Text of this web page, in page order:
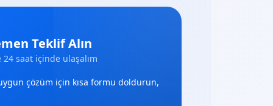
Teklif Alın
24 saat içinde ulaşalım
çözüm için kısa formu doldurun,